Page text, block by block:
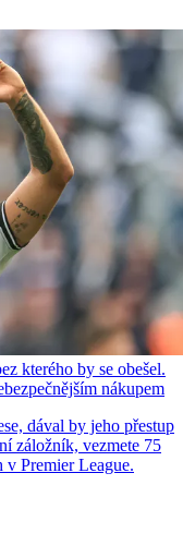
kterého by se obešel.
nákupem
dával by jeho přestup
záložník, vezmete 75
Premier League.